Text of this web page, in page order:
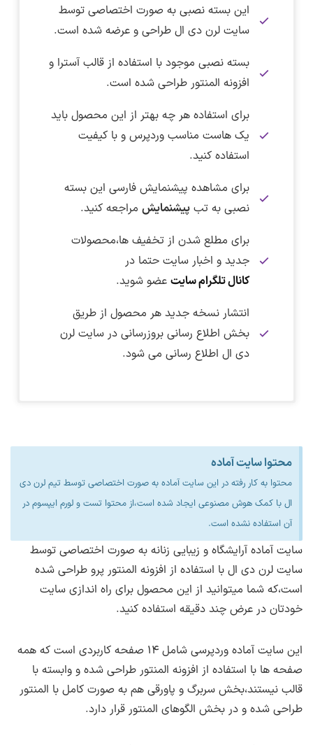
این بسته نصبی به صورت اختصاصی توسط
سایت لرن دی ال طراحی و عرضه شده است.
بسته نصبی موجود با استفاده از قالب آسترا و
افزونه المنتور طراحی شده است.
برای استفاده هر چه بهتر از این محصول باید
یک هاست مناسب وردپرس و با کیفیت
استفاده کنید.
برای مشاهده پیشنمایش فارسی این بسته
نصبی به تب پیشنمایش مراجعه کنید.
برای مطلع شدن از تخفیف ها،محصولات
جدید و اخبار سایت حتما در
کانال تلگرام سایت عضو شوید.
انتشار نسخه جدید هر محصول از طریق
بخش اطلاع رسانی بروزرسانی در سایت لرن
دی ال اطلاع رسانی می شود.
ترجمه فارسی :
حجم فایل بسته نصبی :۱۴۶ مگابایت
نسخه MySQL مورد نیاز :
۶ به بالا
Max Upload Size : حداقل ۲۵۶ به بالاتر
Max Execution Time :
حداقل ۱۲۰ به بالاتر
PHP Zip : باید روی سرور فعال باشد
پیشنمایش صفحه اصلی
پیشنمایش صفحه درباره ما
پیشنمایش صفحه تماس با ما
پیشنمایش صفحه رزرو خدمات
پیشنمایش صفحه خدمات
پیشنمایش صفحه جزئیات خدمات
پیشنمایش صفحه تیم ما
پیشنمایش صفحه از زبان مشتریان
پیشنمایش صفحه نمونه کارها
پیشنمایش صفحه جزئیات نمونه کار
دریافت فایل بسته نصبی فارسی سایت آرایشگاه زنانه
لینک کمکی
اطلاع از بروزرسانی ها
تغییرات نسخه ۱.۰.۰
نسخه جدید از این بسته نصبی انتشار شده است.
پس از پرداخت حق اشتراک به همه قالب،افزونه ها
و دموهای موجود در سایت لرن دی ال دسترسی
خواهید داشت.
کنید و در تب دریافت بسته روی لینک دانلود
کنید.به این صورت می توانید هریک از قالب،افزونه
ها و دموها را دریافت کنید.
محتوا سایت آماده
محتوا به کار رفته در این سایت آماده به صورت اختصاصی توسط تیم لرن دی
ال با کمک هوش مصنوعی ایجاد شده است،از محتوا تست و لورم ایپسوم در
آن استفاده نشده است.
سایت آماده آرایشگاه و زیبایی زنانه به صورت اختصاصی توسط
سایت لرن دی ال با استفاده از افزونه المنتور پرو طراحی شده
است،که شما میتوانید از این محصول برای راه اندازی سایت
خودتان در عرض چند دقیقه استفاده کنید.
این سایت آماده وردپرسی شامل ۱۴ صفحه کاربردی است که همه
صفحه ها با استفاده از افزونه المنتور طراحی شده و وابسته با
قالب نیستند،بخش سربرگ و پاورقی هم به صورت کامل با المنتور
طراحی شده و در بخش الگوهای المنتور قرار دارد.